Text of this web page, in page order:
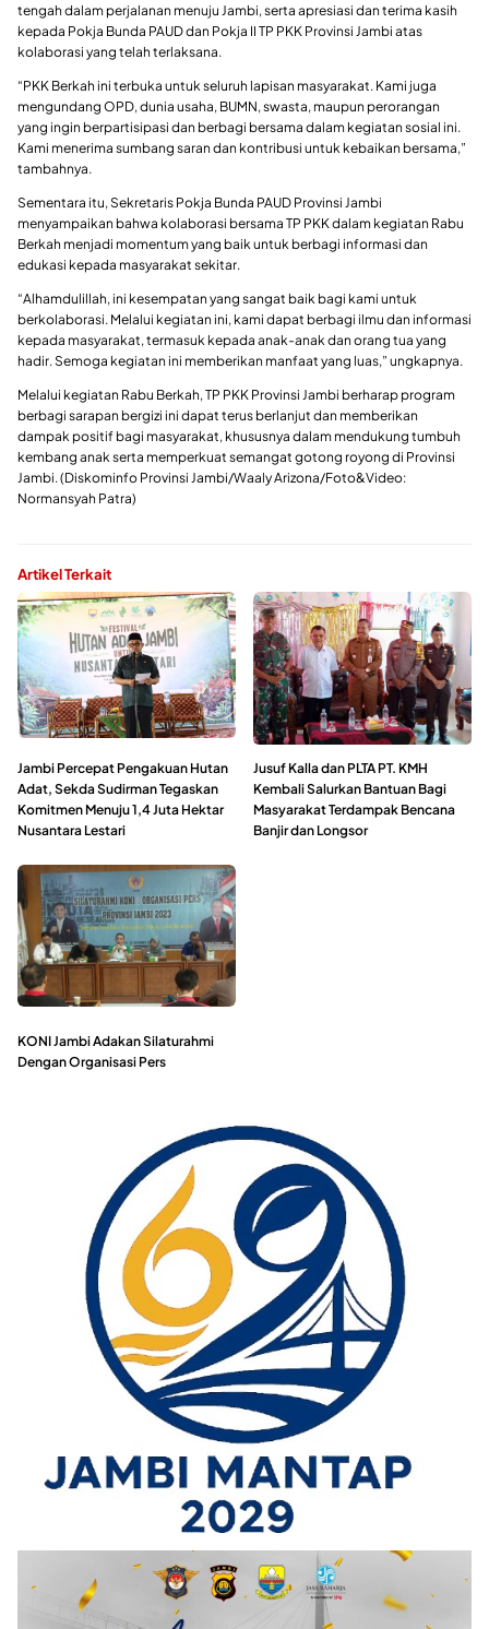
tengah dalam perjalanan menuju Jambi, serta apresiasi dan terima kasih
kepada Pokja Bunda PAUD dan Pokja II TP PKK Provinsi Jambi atas
kolaborasi yang telah terlaksana.
“PKK Berkah ini terbuka untuk seluruh lapisan masyarakat. Kami juga
mengundang OPD, dunia usaha, BUMN, swasta, maupun perorangan
yang ingin berpartisipasi dan berbagi bersama dalam kegiatan sosial ini.
Kami menerima sumbang saran dan kontribusi untuk kebaikan bersama,”
tambahnya.
Sementara itu, Sekretaris Pokja Bunda PAUD Provinsi Jambi
menyampaikan bahwa kolaborasi bersama TP PKK dalam kegiatan Rabu
Berkah menjadi momentum yang baik untuk berbagi informasi dan
edukasi kepada masyarakat sekitar.
“Alhamdulillah, ini kesempatan yang sangat baik bagi kami untuk
berkolaborasi. Melalui kegiatan ini, kami dapat berbagi ilmu dan informasi
kepada masyarakat, termasuk kepada anak-anak dan orang tua yang
hadir. Semoga kegiatan ini memberikan manfaat yang luas,” ungkapnya.
Melalui kegiatan Rabu Berkah, TP PKK Provinsi Jambi berharap program
berbagi sarapan bergizi ini dapat terus berlanjut dan memberikan
dampak positif bagi masyarakat, khususnya dalam mendukung tumbuh
kembang anak serta memperkuat semangat gotong royong di Provinsi
Jambi. (Diskominfo Provinsi Jambi/Waaly Arizona/Foto&Video:
Normansyah Patra)
Artikel Terkait
Jambi Percepat Pengakuan Hutan
Adat, Sekda Sudirman Tegaskan
Komitmen Menuju 1,4 Juta Hektar
Nusantara Lestari
Jusuf Kalla dan PLTA PT. KMH
Kembali Salurkan Bantuan Bagi
Masyarakat Terdampak Bencana
Banjir dan Longsor
KONI Jambi Adakan Silaturahmi
Dengan Organisasi Pers